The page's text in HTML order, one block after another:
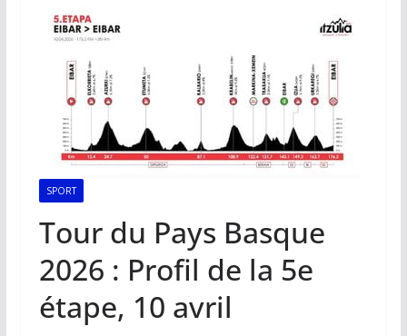
SPORT
Tour du Pays Basque
2026 : Profil de la 5e
étape, 10 avril